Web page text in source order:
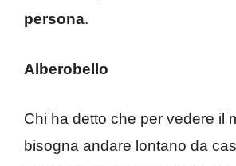
persona.
Alberobello
Chi ha detto che per vedere il
bisogna andare lontano da